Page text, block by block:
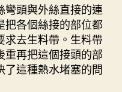
彎頭與外絲直接的連
把各個絲接的部位都
求去生料帶。生料帶
重再把這個接頭的部
了這種熱水堵塞的問